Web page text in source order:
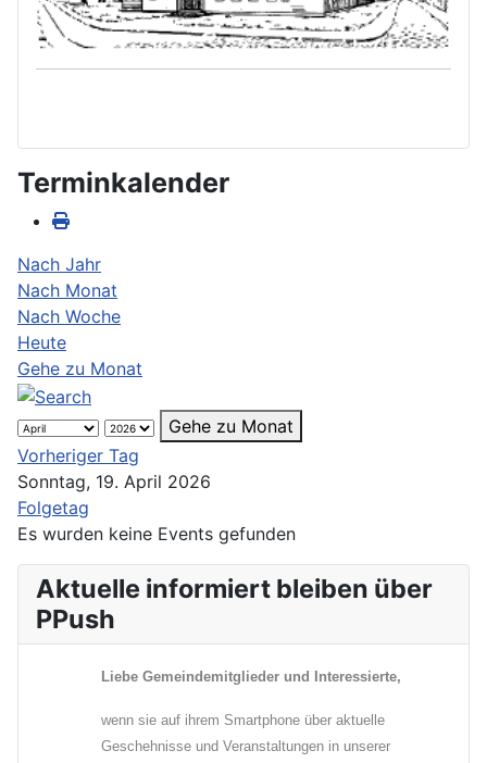
Terminkalender
Nach Jahr
Nach Monat
Nach Woche
Heute
Gehe zu Monat
Gehe zu Monat
Vorheriger Tag
Sonntag, 19. April 2026
Folgetag
Es wurden keine Events gefunden
Aktuelle informiert bleiben über
PPush
Liebe Gemeindemitglieder und Interessierte,
wenn sie auf ihrem Smartphone über aktuelle
Geschehnisse und Veranstaltungen in unserer